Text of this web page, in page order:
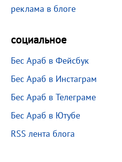
реклама в блоге
социальное
Бес Араб в Фейсбук
Бес Араб в Инстаграм
Бес Араб в Телеграме
Бес Араб в Ютубе
RSS лента блога